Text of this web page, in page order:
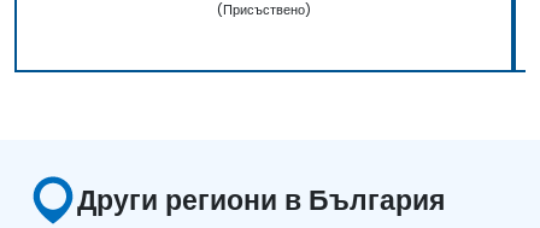
(Присъствено)
Други региони в България